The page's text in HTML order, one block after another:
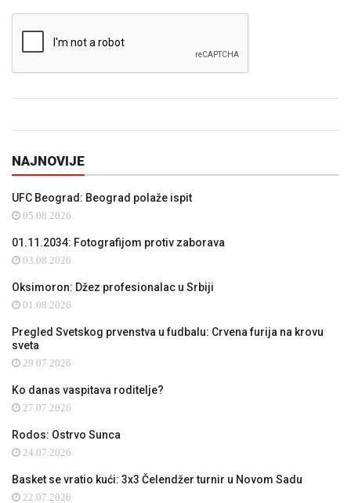
NAJNOVIJE
UFC Beograd: Beograd polaže ispit
05.08.2026
01.11.2034: Fotografijom protiv zaborava
03.08.2026
Oksimoron: Džez profesionalac u Srbiji
01.08.2026
Pregled Svetskog prvenstva u fudbalu: Crvena furija na krovu
sveta
29.07.2026
Ko danas vaspitava roditelje?
27.07.2026
Rodos: Ostrvo Sunca
24.07.2026
Basket se vratio kući: 3x3 Čelendžer turnir u Novom Sadu
22.07.2026